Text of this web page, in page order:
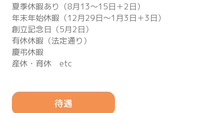
夏季休暇あり（8月13～15日＋2日）
年末年始休暇（12月29日～1月3日＋3日）
創立記念日（5月2日）
有休休暇（法定通り）
慶弔休暇
産休・育休 etc
待遇